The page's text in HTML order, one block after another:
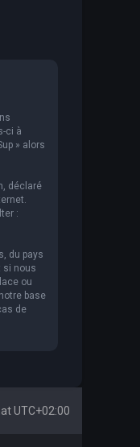
ci à
» alors
déclaré
:
du pays
si nous
ou
base
de
UTC+02:00